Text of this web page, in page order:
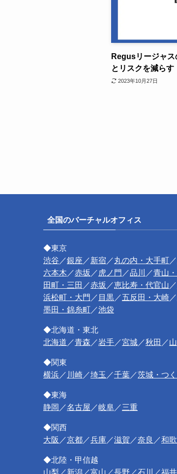
Regusリージャ
とリスクを減らす
2023年10月27日
全国のバーチャルオフィス
◆東京
渋谷 ／銀座 ／新宿 ／丸の内・大手町 ／
六本木 ／赤坂 ／ 虎ノ門 ／品川 ／青山
田町・三田 ／赤坂 ／恵比寿・代官山 ／
浜松町・大門 ／ 目黒 ／五反田・大崎 ／
墨田・錦糸町 ／池袋
◆北海道・東北
北海道 ／青森 ／岩手 ／宮城 ／秋田 ／
◆関東
横浜 ／ 川崎 ／埼玉 ／千葉 ／茨城・つ
◆東海
静岡 ／名古屋 ／岐阜 ／三重
◆関西
大阪 ／京都 ／兵庫 ／滋賀 ／奈良 ／和
◆北陸・甲信越
山梨 ／新潟 ／富山 ／長野 ／石川 ／福井